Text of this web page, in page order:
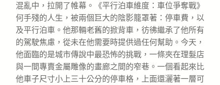
混亂中，拉開了帷幕。《平行泊車維度：車位爭奪戰》
何手殘的人生，被兩個巨大的陰影籠罩著：停車費，以
及平行泊車。他那輛老舊的掀背車，彷彿繼承了他所有
的駕駛焦慮，從未在他需要時提供過任何幫助。今天，
他面臨的是城市傳說中最恐怖的挑戰，一條夾在理髮店
與一間專賣金屬雕像的畫廊之間的窄巷。一個看起來比
他車子尺寸小上三十公分的停車格，上面還灑著一層可